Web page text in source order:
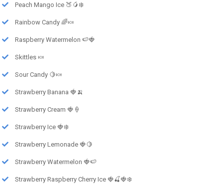
Peach Mango Ice 🍑🥭❄️
Rainbow Candy 🌈🍬
Raspberry Watermelon 🍉🍓
Skittles 🍬
Sour Candy 🍋🍬
Strawberry Banana 🍓🍌
Strawberry Cream 🍓🍦
Strawberry Ice 🍓❄️
Strawberry Lemonade 🍓🍋
Strawberry Watermelon 🍓🍉
Strawberry Raspberry Cherry Ice 🍓🍒🍓❄️